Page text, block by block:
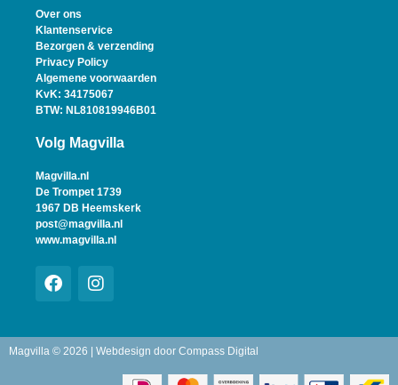
Over ons
Klantenservice
Bezorgen & verzending
Privacy Policy
Algemene voorwaarden
KvK: 34175067
BTW: NL810819946B01
Volg Magvilla
Magvilla.nl
De Trompet 1739
1967 DB Heemskerk
post@magvilla.nl
www.magvilla.nl
Magvilla © 2026 | Webdesign door Compass Digital